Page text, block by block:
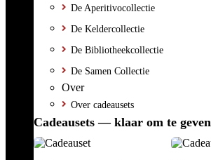
De Aperitivocollectie
De Keldercollectie
De Bibliotheekcollectie
De Samen Collectie
Over
Over cadeausets
Cadeausets — klaar om te geven